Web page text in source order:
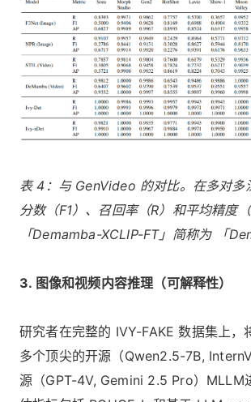
表 4：与 GenVideo 的对比。在多对多
分数（F1）、召回率（R）和平均精度
「Demamba-XCLIP-FT」简称为 「
3. 图像和视频内容推理（可解释性）
研究者在完整的 IVY-FAKE 数据集上
多个顶尖的开源（Qwen2.5-7B,
源（GPT-4V, Gemini 2.5 Pro）MLLM